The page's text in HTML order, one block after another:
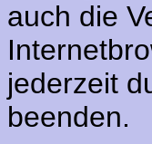
auch die
jederzeit
beenden.